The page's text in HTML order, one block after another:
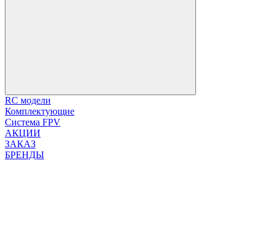
RC модели
Комплектующие
Система FPV
АКЦИИ
ЗАКАЗ
БРЕНДЫ